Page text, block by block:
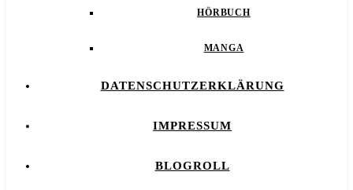
HÖRBUCH
MANGA
DATENSCHUTZERKLÄRUNG
IMPRESSUM
BLOGROLL